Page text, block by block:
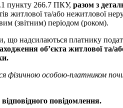
пункту 266.7 ПКУ, разом з
житлової та/або нежитлової
(звітним) періодом (роком).
що надсилаються платнику
об’єкта житлової та/
фізичною особою-платником
повідомлення.